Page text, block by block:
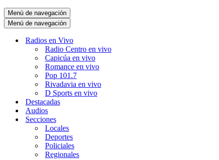
Menú de navegación
Menú de navegación
Radios en Vivo
Radio Centro en vivo
Capicúa en vivo
Romance en vivo
Pop 101.7
Rivadavia en vivo
D Sports en vivo
Destacadas
Audios
Secciones
Locales
Deportes
Policiales
Regionales